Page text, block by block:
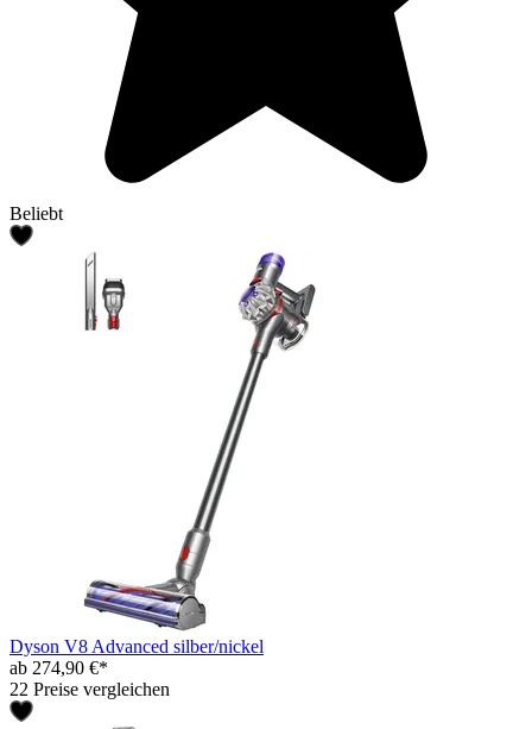
Beliebt
Dyson V8 Advanced silber/nickel
ab 274,90 €*
22 Preise vergleichen